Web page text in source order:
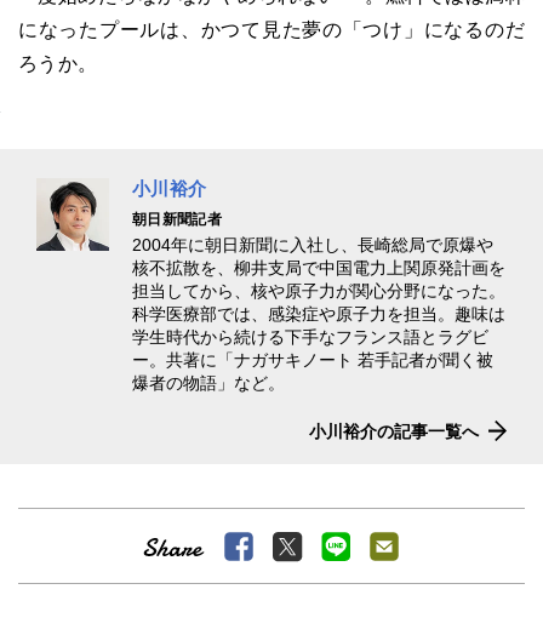
になったプールは、かつて見た夢の「つけ」になるのだ
ろうか。
小川裕介
朝日新聞記者
2004年に朝日新聞に入社し、長崎総局で原爆や
核不拡散を、柳井支局で中国電力上関原発計画を
担当してから、核や原子力が関心分野になった。
科学医療部では、感染症や原子力を担当。趣味は
学生時代から続ける下手なフランス語とラグビ
ー。共著に「ナガサキノート 若手記者が聞く被
爆者の物語」など。
小川裕介の記事一覧へ